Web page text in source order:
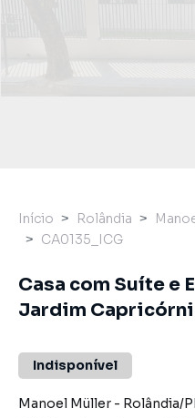
Início Rolândia
CA0135_ICG
Casa com Suíte e
Jardim
Indisponível
Manoel Müller - Rolândia/